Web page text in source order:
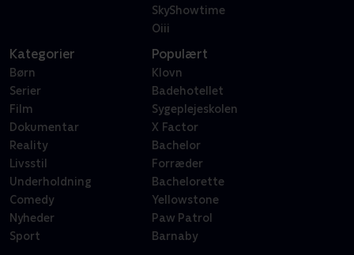
SkyShowtime
Oiii
Kategorier
Børn
Serier
Film
Dokumentar
Reality
Livsstil
Underholdning
Comedy
Nyheder
Sport
Populært
Klovn
Badehotellet
Sygeplejeskolen
X Factor
Bachelor
Forræder
Bachelorette
Yellowstone
Paw Patrol
Barnaby